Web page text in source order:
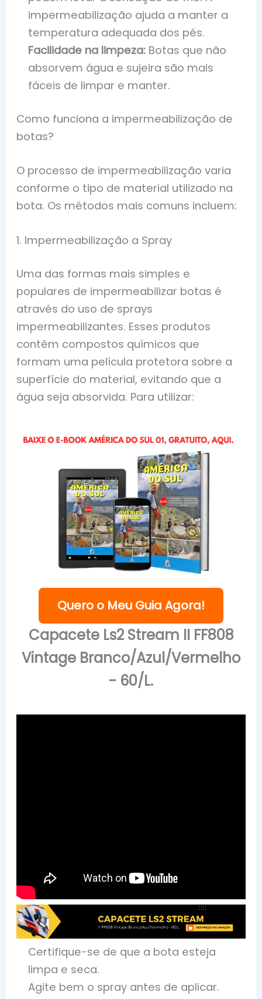
impermeabilização ajuda a manter a
temperatura adequada dos pés.
Facilidade na limpeza: Botas que não
absorvem água e sujeira são mais
fáceis de limpar e manter.
Como funciona a impermeabilização de
botas?
O processo de impermeabilização varia
conforme o tipo de material utilizado na
bota. Os métodos mais comuns incluem:
1. Impermeabilização a Spray
Uma das formas mais simples e
populares de impermeabilizar botas é
através do uso de sprays
impermeabilizantes. Esses produtos
contêm compostos químicos que
formam uma película protetora sobre a
superfície do material, evitando que a
água seja absorvida. Para utilizar:
Quero o Meu Guia Agora!
Capacete Ls2 Stream II FF808
Vintage Branco/Azul/Vermelho
- 60/L.
Certifique-se de que a bota esteja
limpa e seca.
Agite bem o spray antes de aplicar.